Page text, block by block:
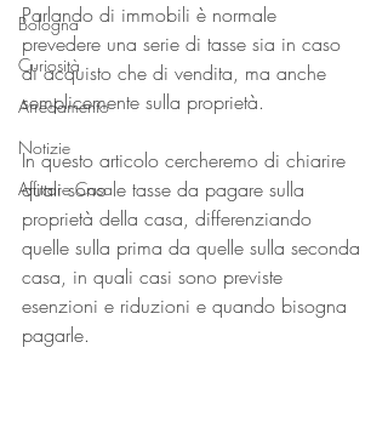
Bologna
Curiosità
Arredamento
Notizie
Affittare Casa
Parlando di immobili è normale
prevedere una serie di tasse sia in caso
di acquisto che di vendita, ma anche
semplicemente sulla proprietà.
In questo articolo cercheremo di chiarire
quali sono le tasse da pagare sulla
proprietà della casa, differenziando
quelle sulla prima da quelle sulla seconda
casa, in quali casi sono previste
esenzioni e riduzioni e quando bisogna
pagarle.